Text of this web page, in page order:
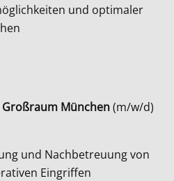
und optimaler
München(m/w/d)
und Nachbetreuung von
Eingriffen